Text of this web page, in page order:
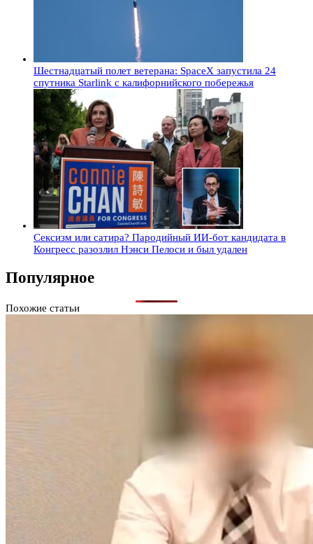
Шестнадцатый полет ветерана: SpaceX запустила 24
спутника Starlink с калифорнийского побережья
Сексизм или сатира? Пародийный ИИ-бот кандидата в
Конгресс разозлил Нэнси Пелоси и был удален
Популярное
Похожие статьи